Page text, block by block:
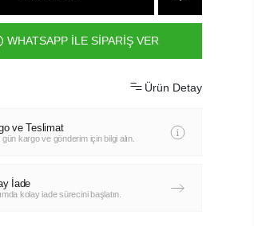
WHATSAPP İLE SİPARİŞ VER
Ürün Detay
ve Teslimat
gün kargo ve gönderim için bilgi alın.
İade
kolay iade sürecini başlatın.